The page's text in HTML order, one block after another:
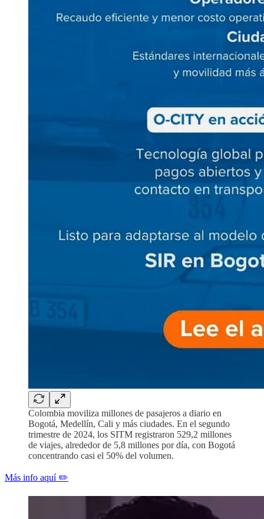
Colombia moviliza millones de pasajeros a diario en
Bogotá, Medellín, Cali y más ciudades. En el segundo
trimestre de 2024, los SITM registraron 529,2 millones
de viajes, alrededor de 5,8 millones por día, con Bogotá
concentrando casi el 50% del volumen.
Más info aquí ✏️